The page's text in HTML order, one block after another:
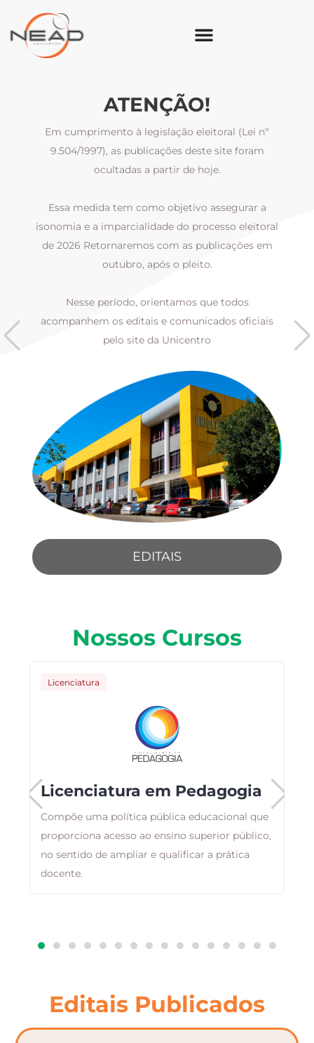
ATENÇÃO!
Em cumprimento à legislação eleitoral (Lei nº
9.504/1997), as publicações deste site foram
ocultadas a partir de hoje.
Essa medida tem como objetivo assegurar a
isonomia e a imparcialidade do processo eleitoral
de 2026 Retornaremos com as publicações em
outubro, após o pleito.
Nesse período, orientamos que todos
acompanhem os editais e comunicados oficiais
pelo site da Unicentro
EDITAIS
Nossos Cursos
Licenciatura
Licenciatura em Pedagogia
Compõe uma política pública educacional que
proporciona acesso ao ensino superior público,
no sentido de ampliar e qualificar a prática
docente.
Editais Publicados